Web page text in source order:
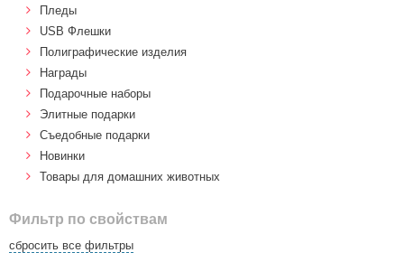
Пледы
USB Флешки
Полиграфические изделия
Награды
Подарочные наборы
Элитные подарки
Cъедобные подарки
Новинки
Товары для домашних животных
Фильтр по свойствам
сбросить все фильтры